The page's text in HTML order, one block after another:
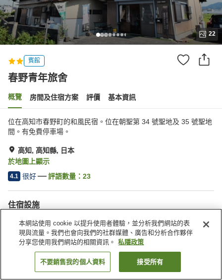
22
賓館
春野青年旅舍
概覽 房間及住宿方案 評價 基本資訊
位在高知市春野町的和風民宿。位在朝聖第 34 號聖地及 35 號聖地
間。有免費停車場。
高知, 高知縣, 日本
於地圖上顯示
4.1 很好 評語數量： 23
住宿設施
停車場 收費洗衣房
主頁 日本 高知縣 高知 春野青年旅舍
找客房
本網站使用 cookie 以提升使用者體驗，並分析我們網站的表
現與流量。我們也會向我們的社群媒體、廣告和分析合作夥伴
分享您使用我們網站的相關資訊。
私隱政策
不要銷售我的個人資料 接受所有